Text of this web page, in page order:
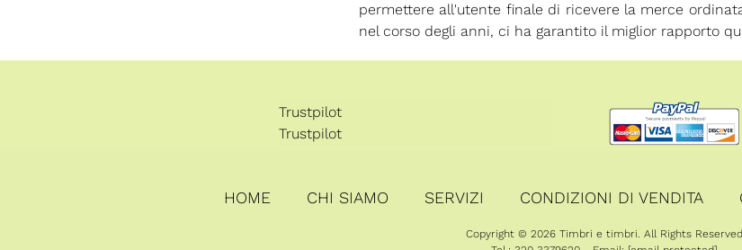
permettere all'utente finale di ricevere la merce
nel corso degli anni, ci ha garantito il miglior rapporto
Trustpilot
Trustpilot
HOME CHI SIAMO SERVIZI CONDIZIONI DI VENDITA
Copyright © 2026 Timbri e timbri. All Rights Reserved